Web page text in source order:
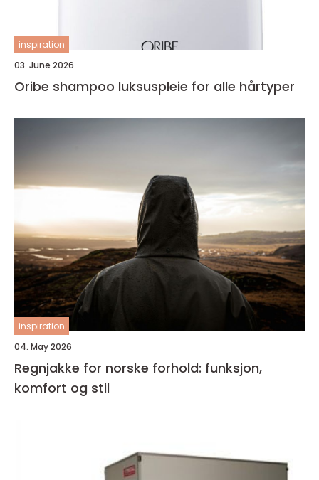
inspiration
03. June 2026
Oribe shampoo luksuspleie for alle hårtyper
inspiration
04. May 2026
Regnjakke for norske forhold: funksjon,
komfort og stil